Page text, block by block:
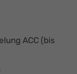
ACC (bis